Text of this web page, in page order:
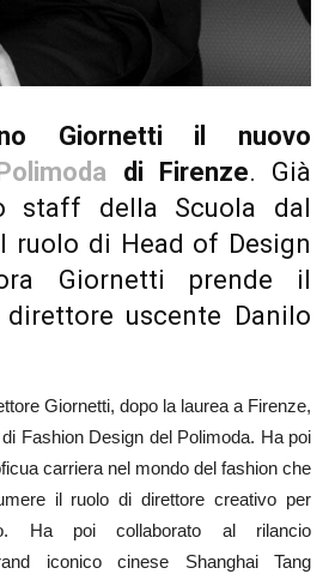
Giornetti il nuovo
Polimoda di Firenze. Già
staff della Scuola dal
ruolo di Head of Design
Giornetti prende il
uscente Danilo
Giornetti, dopo la laurea a Firenze,
Fashion Design del Polimoda. Ha poi
carriera nel mondo del fashion che
il ruolo di direttore creativo per
Ha poi collaborato al rilancio
iconico cinese Shanghai Tang